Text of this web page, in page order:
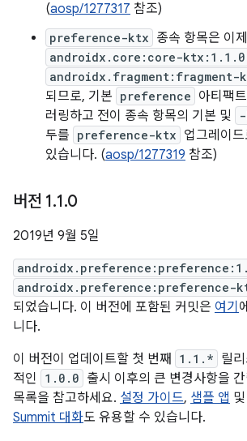
(aosp/1277317 참조)
preference-ktx 종속 항목은 이제
androidx.core:core-ktx:1.1.0
되므로, 기본 preference 아티팩
러링하고 전이 종속 항목의 기본 및
두를 preference-ktx 업그레이
있습니다. (aosp/1277319 참조)
버전 1.1.0
2019년 9월 5일
androidx.preference:preference-
되었습니다. 이 버전에 포함된 커밋은 여기
니다.
이 버전이 업데이트할 첫 번째
1.1.* 릴
적인
1.0.0 출시 이후의 큰 변경사항을
목록을 참고하세요. 설정 가이드, 샘플 앱 및
Summit 대화도 유용할 수 있습니다.